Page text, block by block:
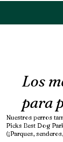
Los
para
Nuestros perros
Picks Best Dog
(¡Parques,